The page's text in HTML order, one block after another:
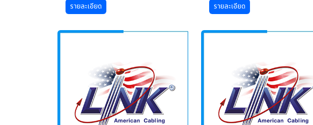
รายละเอียด
รายละเอียด